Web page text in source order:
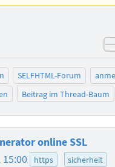
SELFHTML-Forum
Beitrag im Thread-Baum
online SSL
15:00 https
sicherheit